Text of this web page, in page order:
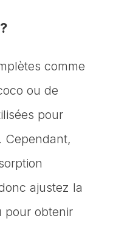
comme
ou de
pour
Cependant,
ajustez la
pour obtenir